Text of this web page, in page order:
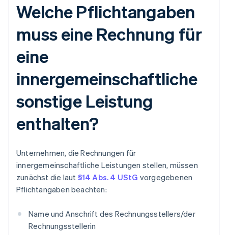
Welche Pflichtangaben
muss eine Rechnung für
eine
innergemeinschaftliche
sonstige Leistung
enthalten?
Unternehmen, die Rechnungen für
innergemeinschaftliche Leistungen stellen, müssen
zunächst die laut §14 Abs. 4 UStG vorgegebenen
Pflichtangaben beachten:
Name und Anschrift des Rechnungsstellers/der
Rechnungsstellerin